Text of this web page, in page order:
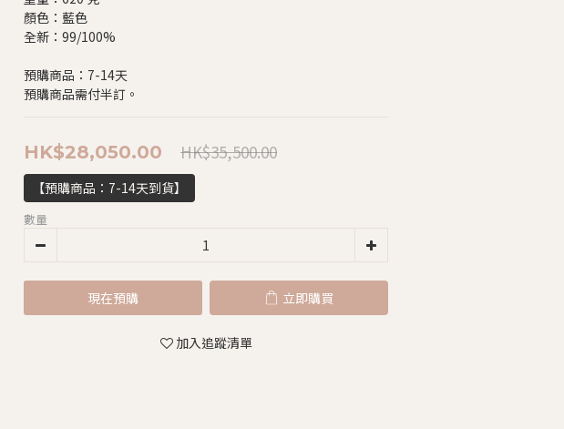
顏色：藍色
全新：99/100%
預購商品：7-14天
預購商品需付半訂。
HK$28,050.00 HK$35,500.00
【預購商品：7-14天到貨】
數量
現在預購 立即購買
加入追蹤清單